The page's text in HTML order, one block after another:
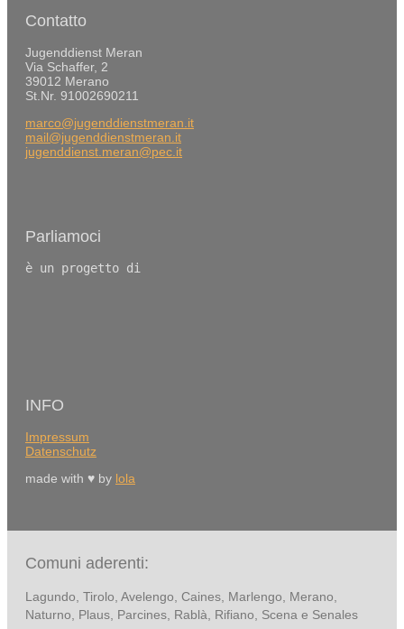
Contatto
Jugenddienst Meran
Via Schaffer, 2
39012 Merano
St.Nr. 91002690211
marco@jugenddienstmeran.it
mail@jugenddienstmeran.it
jugenddienst.meran@pec.it
Parliamoci
è un progetto di
INFO
Impressum
Datenschutz
made with ♥ by lola
Comuni aderenti:
Lagundo, Tirolo, Avelengo, Caines, Marlengo, Merano,
Naturno, Plaus, Parcines, Rablà, Rifiano, Scena e Senales